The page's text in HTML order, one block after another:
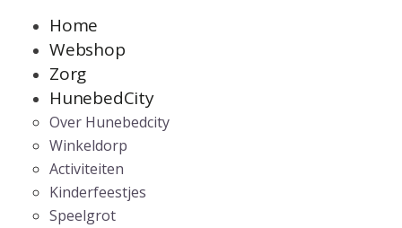
Home
Webshop
Zorg
HunebedCity
Over Hunebedcity
Winkeldorp
Activiteiten
Kinderfeestjes
Speelgrot